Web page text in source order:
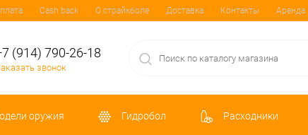
Cash back О страйкболе Доставка Контакты Аренда
(914) 790-26-18
звонок
оружия Гидробол Расходники